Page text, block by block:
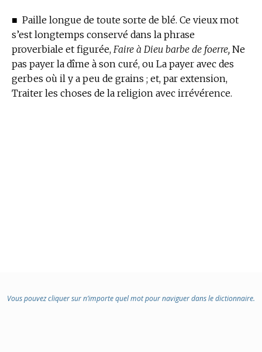
■ Paille longue de toute sorte de blé. Ce vieux mot
s’est longtemps conservé dans la phrase
proverbiale et figurée, Faire à Dieu barbe de foerre, Ne
pas payer la dîme à son curé, ou La payer avec des
gerbes où il y a peu de grains ; et, par extension,
Traiter les choses de la religion avec irrévérence.
Vous pouvez cliquer sur n’importe quel mot pour naviguer dans le dictionnaire.